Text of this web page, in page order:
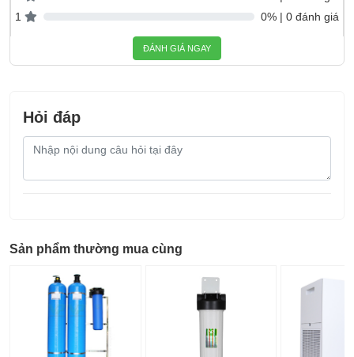
1
0% | 0 đánh giá
ĐÁNH GIÁ NGAY
Hỏi đáp
Nội
câu
Sản phẩm thường mua cùng